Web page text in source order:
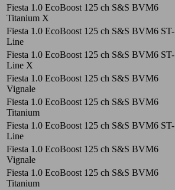
Fiesta 1.0 EcoBoost 125 ch S&S BVM6
Titanium X
Fiesta 1.0 EcoBoost 125 ch S&S BVM6 ST-
Line
Fiesta 1.0 EcoBoost 125 ch S&S BVM6 ST-
Line X
Fiesta 1.0 EcoBoost 125 ch S&S BVM6
Vignale
Fiesta 1.0 EcoBoost 125 ch S&S BVM6
Titanium
Fiesta 1.0 EcoBoost 125 ch S&S BVM6 ST-
Line
Fiesta 1.0 EcoBoost 125 ch S&S BVM6
Vignale
Fiesta 1.0 EcoBoost 125 ch S&S BVM6
Titanium